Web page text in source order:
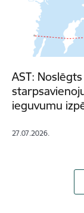
AST:
ieguvumu
27.07.2026.